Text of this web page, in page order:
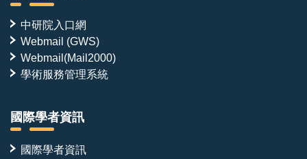
中研院入口網
Webmail (GWS)
Webmail(Mail2000)
學術服務管理系統
國際學者資訊
國際學者資訊